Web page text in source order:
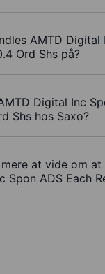
AMTD Digital
Ord Shs på?
Digital Inc
Shs hos Saxo?
at vide om at
Spon ADS Each